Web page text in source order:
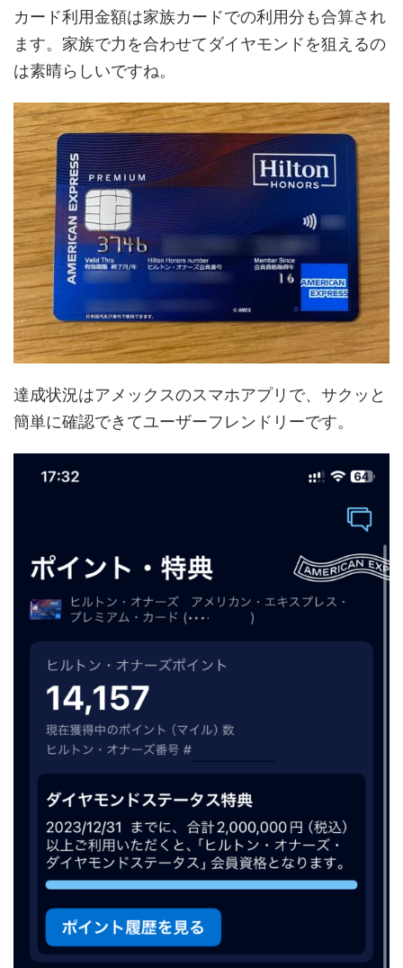
カード利用金額は家族カードでの利用分も合算され
ます。家族で力を合わせてダイヤモンドを狙えるの
は素晴らしいですね。
達成状況はアメックスのスマホアプリで、サクッと
簡単に確認できてユーザーフレンドリーです。